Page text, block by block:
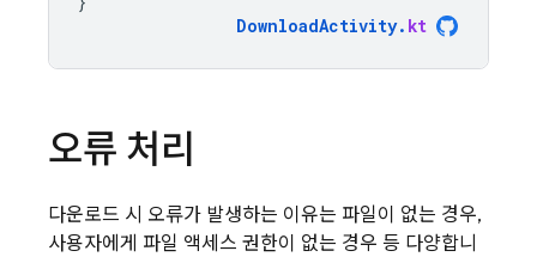
DownloadActivity. kt
오류 처리
다운로드 시 오류가 발생하는 이유는 파일이 없는 경우,
사용자에게 파일 액세스 권한이 없는 경우 등 다양합니